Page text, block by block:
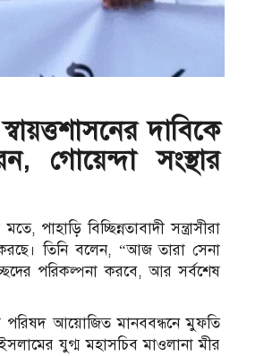
দাবিকে
গোয়েন্দা সংস্থার
বিচ্ছিন্নতাবাদী সন্ত্রাসীরা
করছে। তিনি বলেন, “আজ তারা সেনা
পরিকল্পনা করবে, আর সর্বশেষ
পরিষদ আয়োজিত মানববন্ধনে মুফতি
যুগ্ম মহাসচিব মাওলানা মীর